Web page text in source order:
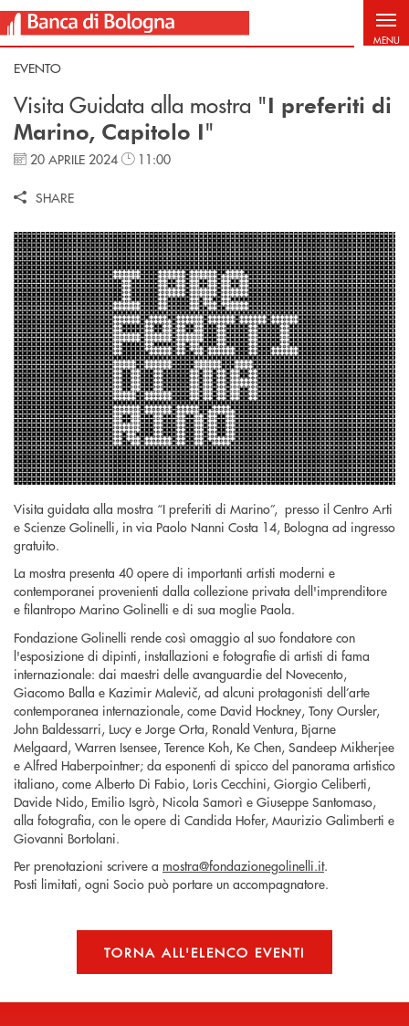
Salta al contenuto principale
MENU
EVENTO
Visita Guidata alla mostra "I preferiti di
Marino, Capitolo I"
20 APRILE 2024 11:00
SHARE
Visita guidata alla mostra “I preferiti di Marino”, presso il Centro Arti
e Scienze Golinelli, in via Paolo Nanni Costa 14, Bologna ad ingresso
gratuito.
La mostra presenta 40 opere di importanti artisti moderni e
contemporanei provenienti dalla collezione privata dell'imprenditore
e filantropo Marino Golinelli e di sua moglie Paola.
Fondazione Golinelli rende così omaggio al suo fondatore con
l'esposizione di dipinti, installazioni e fotografie di artisti di fama
internazionale: dai maestri delle avanguardie del Novecento,
Giacomo Balla e Kazimir Malevič, ad alcuni protagonisti dell’arte
contemporanea internazionale, come David Hockney, Tony Oursler,
John Baldessarri, Lucy e Jorge Orta, Ronald Ventura, Bjarne
Melgaard, Warren Isensee, Terence Koh, Ke Chen, Sandeep Mikherjee
e Alfred Haberpointner; da esponenti di spicco del panorama artistico
italiano, come Alberto Di Fabio, Loris Cecchini, Giorgio Celiberti,
Davide Nido, Emilio Isgrò, Nicola Samorì e Giuseppe Santomaso,
alla fotografia, con le opere di Candida Hofer, Maurizio Galimberti e
Giovanni Bortolani.
Per prenotazioni scrivere a mostra@fondazionegolinelli.it.
Posti limitati, ogni Socio può portare un accompagnatore.
TORNA ALL'ELENCO EVENTI